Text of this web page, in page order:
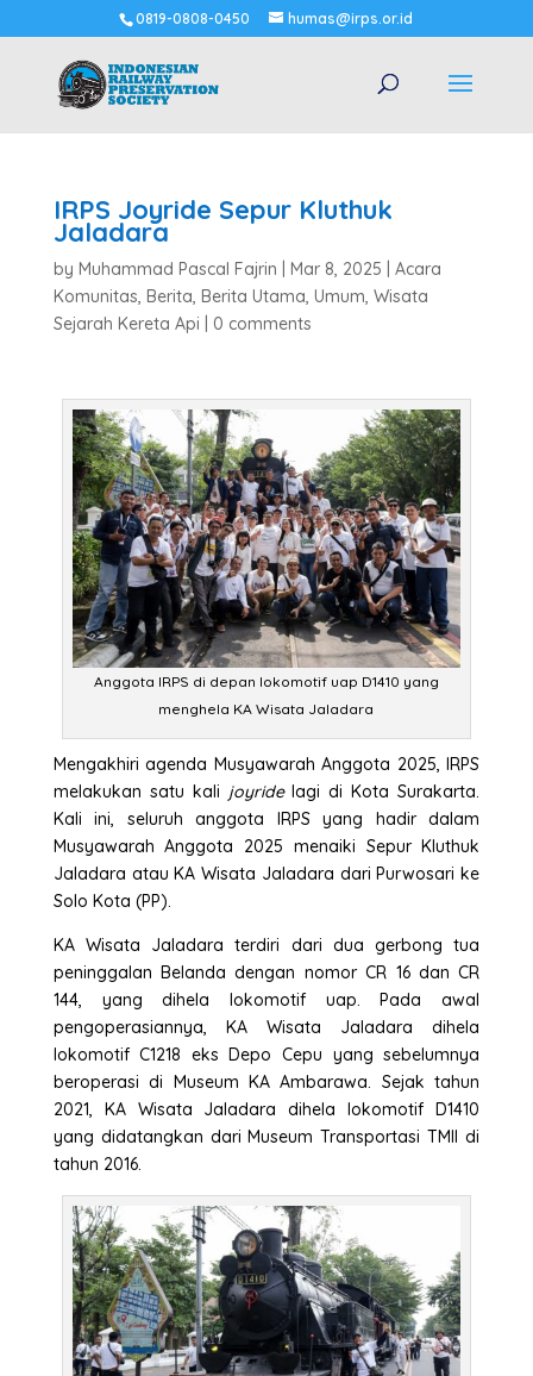
0819-0808-0450 humas@irps.or.id
IRPS Joyride Sepur Kluthuk
Jaladara
by Muhammad Pascal Fajrin Mar 8, 2025
Acara
Komunitas, Berita, Berita Utama, Umum, Wisata
Sejarah Kereta Api
0 comments
Anggota IRPS di depan lokomotif uap D1410 yang
menghela KA Wisata Jaladara
Mengakhiri agenda Musyawarah Anggota 2025, IRPS
melakukan satu kali joyridelagi di Kota Surakarta.
Kali ini, seluruh anggota IRPS yang hadir dalam
Musyawarah Anggota 2025 menaiki Sepur Kluthuk
Jaladara atau KA Wisata Jaladara dari Purwosari ke
Solo Kota (PP).
KA Wisata Jaladara terdiri dari dua gerbong tua
peninggalan Belanda dengan nomor CR 16 dan CR
144, yang dihela lokomotif uap. Pada awal
pengoperasiannya, KA Wisata Jaladara dihela
lokomotif C1218 eks Depo Cepu yang sebelumnya
beroperasi di Museum KA Ambarawa. Sejak tahun
2021, KA Wisata Jaladara dihela lokomotif D1410
yang didatangkan dari Museum Transportasi TMII di
tahun 2016.